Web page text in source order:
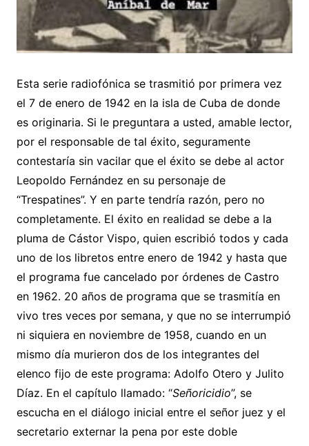
Esta serie radiofónica se trasmitió por primera vez
el 7 de enero de 1942 en la isla de Cuba de donde
es originaria. Si le preguntara a usted, amable lector,
por el responsable de tal éxito, seguramente
contestaría sin vacilar que el éxito se debe al actor
Leopoldo Fernández en su personaje de
“Trespatines”. Y en parte tendría razón, pero no
completamente. El éxito en realidad se debe a la
pluma de Cástor Vispo, quien escribió todos y cada
uno de los libretos entre enero de 1942 y hasta que
el programa fue cancelado por órdenes de Castro
en 1962. 20 años de programa que se trasmitía en
vivo tres veces por semana, y que no se interrumpió
ni siquiera en noviembre de 1958, cuando en un
mismo día murieron dos de los integrantes del
elenco fijo de este programa: Adolfo Otero y Julito
Díaz. En el capítulo llamado: “Señoricidio”, se
escucha en el diálogo inicial entre el señor juez y el
secretario externar la pena por este doble